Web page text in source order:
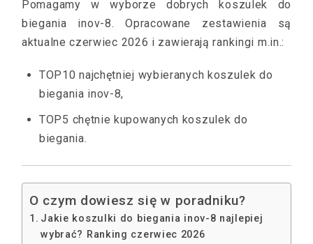
Pomagamy w wyborze dobrych koszulek do
biegania inov-8. Opracowane zestawienia są
aktualne czerwiec 2026 i zawierają rankingi m.in.:
TOP10 najchętniej wybieranych koszulek do
biegania inov-8,
TOP5 chętnie kupowanych koszulek do
biegania.
O czym dowiesz się w poradniku?
Jakie koszulki do biegania inov-8 najlepiej
wybrać? Ranking czerwiec 2026